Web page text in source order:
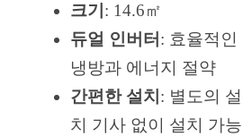
크기 : 14.6㎡
듀얼 인버터 : 효율적인
냉방과 에너지 절약
간편한 설치 : 별도의 설
치 기사 없이 설치 가능